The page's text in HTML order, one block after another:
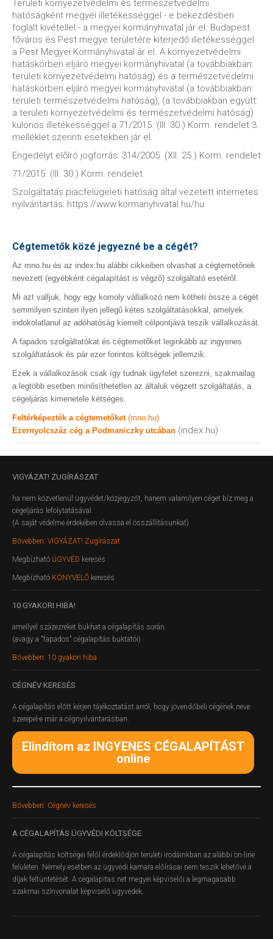
Területi környezetvédelmi és természetvédelmi
hatóságként megyei illetékességgel - e bekezdésben
foglalt kivétellel - a megyei kormányhivatal jár el. Budapest
főváros és Pest megye területére kiterjedő illetékességgel
a Pest Megyei Kormányhivatal ár el. A környezetvédelmi
hatáskörben eljáró megyei kormányhivatal (a továbbiakban:
területi környezetvédelmi hatóság) és a természetvédelmi
hatáskörben eljáró megyei kormányhivatal (a továbbiakban:
területi természetvédelmi hatóság), (a továbbiakban együtt:
a területi környezetvédelmi és természetvédelmi hatóság)
különös illetékességgel a 71/2015. (III. 30.) Korm. rendelet 3.
melléklet szerinti esetekben jár el.
Engedélyt előíró jogforrás: 314/2005. (XII. 25.) Korm. rendelet
71/2015. (III. 30.) Korm. rendelet
Szolgáltatás piacfelügeleti hatóság által vezetett internetes
nyilvántartás: https://www.kormanyhivatal.hu/hu
Cégtemetők közé jegyezné be a cégét?
Az mno.hu és az index.hu alábbi cikkeiben olvashat a cégtemetőnek
nevezett (egyébként cégalapítást is végző) szolgáltató esetéről.
Mi azt valljuk, hogy egy komoly vállalkozó nem kötheti össze a cégét
semmilyen szinten ilyen jellegű kétes szolgáltatásokkal, amelyek
indokolatlanul az adóhatóság kiemelt célpontjává teszik vállalkozását.
A fapados szolgáltatókat és cégtemetőket leginkább az ingyenes
szolgáltatások és pár ezer forintos költségek jellemzik.
Ezek a vállalkozások csak így tudnak ügyfelet szerezni, szakmailag
a legtöbb esetben minősíthetetlen az általuk végzett szolgáltatás, a
cégeljárás kimenetele kétséges.
Feltérképezték a cégtemetőket (mno.hu)
Ezernyolcszáz cég a Podmaniczky utcában (index.hu)
VIGYÁZAT! ZUGÍRÁSZAT
ha nem közvetlenül ügyvédet/közjegyzőt, hanem valamilyen céget bíz meg a
cégeljárás lefolytatásával.
(A saját védelme érdekében olvassa el összállításunkat)
Bővebben: VIGYÁZAT! Zugírászat
Megbízható ÜGYVÉD keresés
Megbízható KÖNYVELŐ keresés
10 GYAKORI HIBA!
amellyel százezreket bukhat a cégalapítás során.
(avagy a "fapados" cégalapítás buktatói)
Bővebben: 10 gyakori hiba
CÉGNÉV KERESÉS
A cégalapítás előtt kérjen tájékoztatást arról, hogy jövendőbeli cégének neve
szerepel-e már a cégnyilvántarásban.
Elindítom az INGYENES CÉGALAPÍTÁST
online
Bővebben: Cégnév keresés
A CÉGALAPÍTÁS ÜGYVÉDI KÖLTSÉGE
A cégalapítás költségei felől érdeklődjön területi irodáinkban az alábbi on-line
felületen. Némely esetben az ügyvédi kamara előírásai nem teszik lehetővé a
díjak feltüntetését. A cegalapitas.net megyei képviselői a legmagasabb
szakmai színvonalat képviselő ügyvédek.